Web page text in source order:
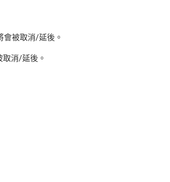
被取消/延後。
消/延後。